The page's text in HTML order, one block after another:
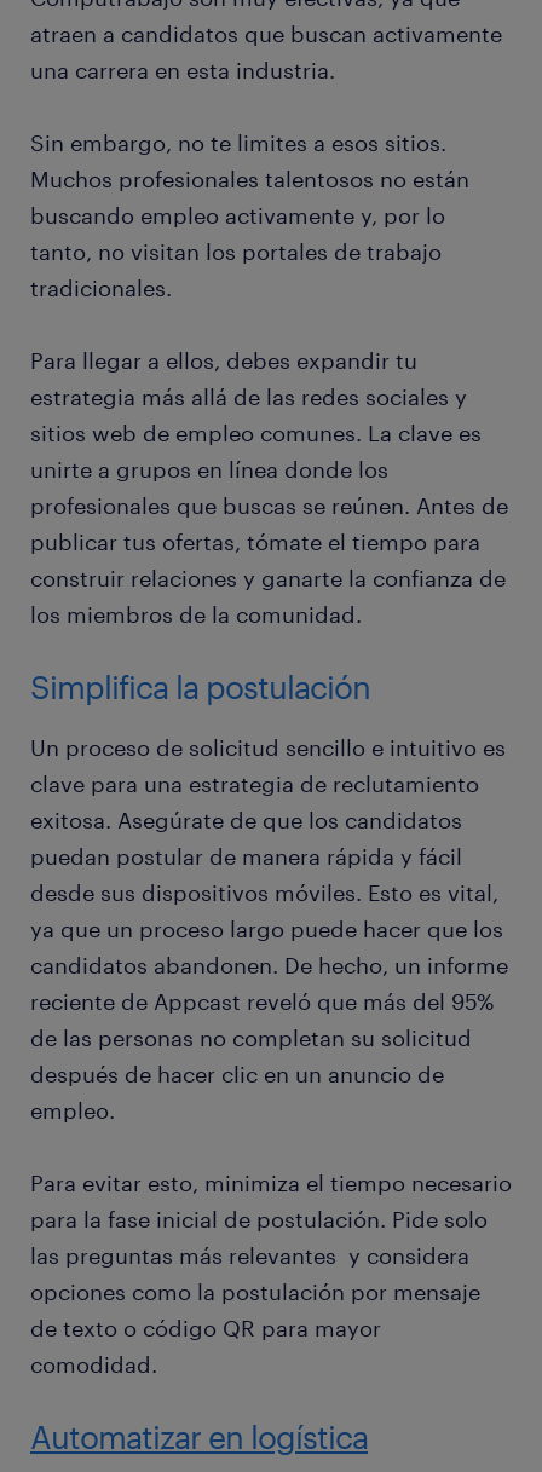
atraen a candidatos que buscan activamente
una carrera en esta industria.
Sin embargo, no te limites a esos sitios.
Muchos profesionales talentosos no están
buscando empleo activamente y, por lo
tanto, no visitan los portales de trabajo
tradicionales.
Para llegar a ellos, debes expandir tu
estrategia más allá de las redes sociales y
sitios web de empleo comunes. La clave es
unirte a grupos en línea donde los
profesionales que buscas se reúnen. Antes de
publicar tus ofertas, tómate el tiempo para
construir relaciones y ganarte la confianza de
los miembros de la comunidad.
Simplifica la postulación
Un proceso de solicitud sencillo e intuitivo es
clave para una estrategia de reclutamiento
exitosa. Asegúrate de que los candidatos
puedan postular de manera rápida y fácil
desde sus dispositivos móviles. Esto es vital,
ya que un proceso largo puede hacer que los
candidatos abandonen. De hecho, un informe
reciente de Appcast reveló que más del 95%
de las personas no completan su solicitud
después de hacer clic en un anuncio de
empleo.
Para evitar esto, minimiza el tiempo necesario
para la fase inicial de postulación. Pide solo
las preguntas más relevantes y considera
opciones como la postulación por mensaje
de texto o código QR para mayor
comodidad.
Automatizar en logística